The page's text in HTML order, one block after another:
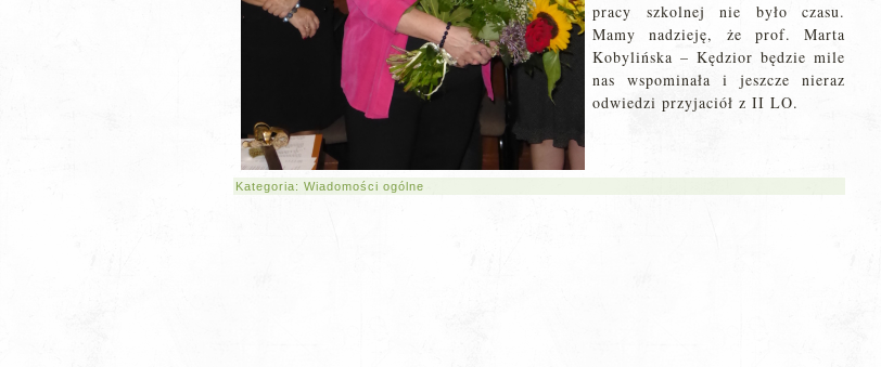
pracy szkolnej nie było czasu.
Mamy nadzieję, że prof. Marta
Kobylińska – Kędzior będzie mile
nas wspominała i jeszcze nieraz
odwiedzi przyjaciół z II LO.
Kategoria: Wiadomości ogólne